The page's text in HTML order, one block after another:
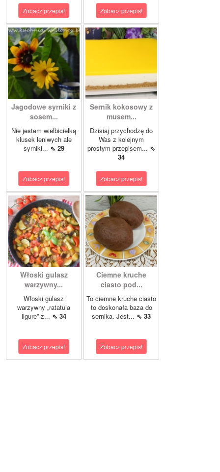
Zobacz przepis! Zobacz przepis!
Jagodowe syrniki z
sosem...
Nie jestem wielbicielką
klusek leniwych ale
syrniki... ⇖ 29
Zobacz przepis!
Sernik kokosowy z
musem...
Dzisiaj przychodzę do
Was z kolejnym
prostym przepisem... ⇖
34
Zobacz przepis!
Włoski gulasz
warzywny...
Włoski gulasz
warzywny „ratatuia
ligure” z... ⇖ 34
Zobacz przepis!
Ciemne kruche
ciasto pod...
To ciemne kruche ciasto
to doskonała baza do
sernika. Jest... ⇖ 33
Zobacz przepis!